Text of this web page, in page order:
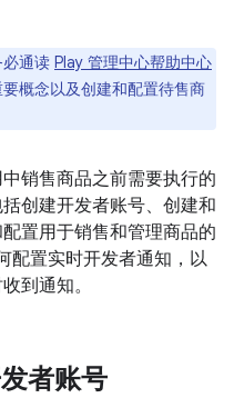
通读 Play 管理中心帮助中心
概念以及创建和配置待售商
销售商品之前需要执行的
创建开发者账号、创建和
置用于销售和管理商品的
配置实时开发者通知，以
到通知。
者账号